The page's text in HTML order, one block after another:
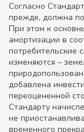
Согласно
прежде, должна
При этом к
амортизации в
потребительские
изменяются –
добавлена
переоцененной
Стандарту
не
временного